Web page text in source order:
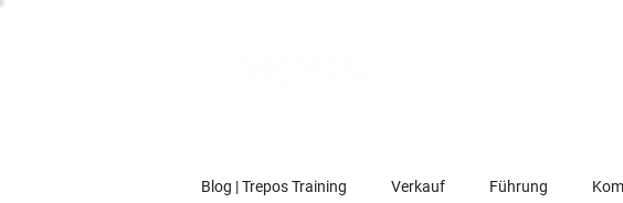
Blog | Trepos Training Verkauf Führung